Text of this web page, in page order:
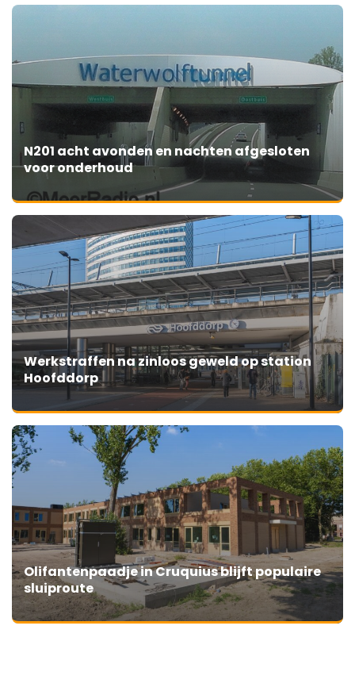
N201 acht avonden en nachten afgesloten
voor onderhoud
Werkstraffen na zinloos geweld op station
Hoofddorp
Olifantenpaadje in Cruquius blijft populaire
sluiproute